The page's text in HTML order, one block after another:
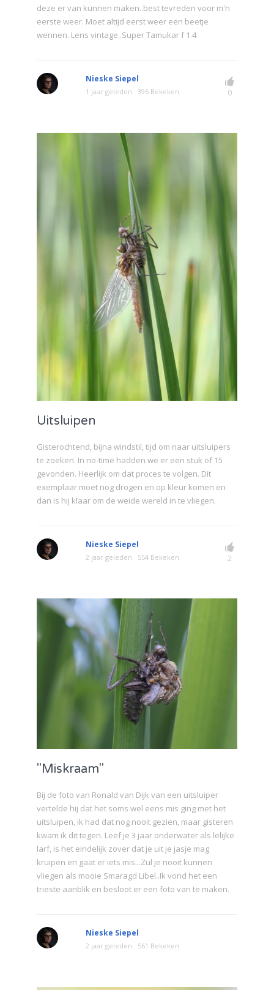
deze er van kunnen maken..best tevreden voor m'n
eerste weer. Moet altijd eerst weer een beetje
wennen. Lens vintage..Super Tamukar f 1.4
Nieske Siepel
1 jaar geleden 396 Bekeken 0
Uitsluipen
Gisterochtend, bijna windstil, tijd om naar uitsluipers
te zoeken. In no-time hadden we er een stuk of 15
gevonden. Heerlijk om dat proces te volgen. Dit
exemplaar moet nog drogen en op kleur komen en
dan is hij klaar om de weide wereld in te vliegen.
Nieske Siepel
2 jaar geleden 554 Bekeken 2
"Miskraam"
Bij de foto van Ronald van Dijk van een uitsluiper
vertelde hij dat het soms wel eens mis ging met het
uitsluipen, ik had dat nog nooit gezien, maar gisteren
kwam ik dit tegen. Leef je 3 jaar onderwater als lelijke
larf, is het eindelijk zover dat je uit je jasje mag
kruipen en gaat er iets mis...Zul je nooit kunnen
vliegen als mooie Smaragd Libel..Ik vond het een
trieste aanblik en besloot er een foto van te maken.
Nieske Siepel
2 jaar geleden 561 Bekeken